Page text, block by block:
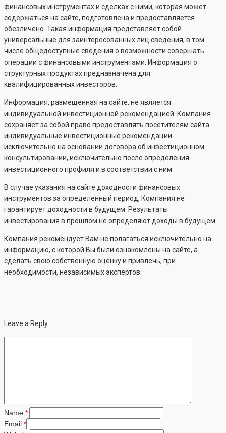
финансовых инструментах и сделках с ними, которая может
содержаться на сайте, подготовлена и предоставляется
обезличено. Такая информация представляет собой
универсальные для заинтересованных лиц сведения, в том
числе общедоступные сведения о возможности совершать
операции с финансовыми инструментами. Информация о
структурных продуктах предназначена для
квалифицированных инвесторов.
Информация, размещенная на сайте, не является
индивидуальной инвестиционной рекомендацией. Компания
сохраняет за собой право предоставлять посетителям сайта
индивидуальные инвестиционные рекомендации
исключительно на основании договора об инвестиционном
консультировании, исключительно после определения
инвестиционного профиля и в соответствии с ним.
В случае указания на сайте доходности финансовых
инструментов за определенный период, Компания не
гарантирует доходности в будущем. Результаты
инвестирования в прошлом не определяют доходы в будущем.
Компания рекомендует Вам не полагаться исключительно на
информацию, с которой Вы были ознакомлены на сайте, а
сделать свою собственную оценку и привлечь, при
необходимости, независимых экспертов.
Leave a Reply
Name *
Email *